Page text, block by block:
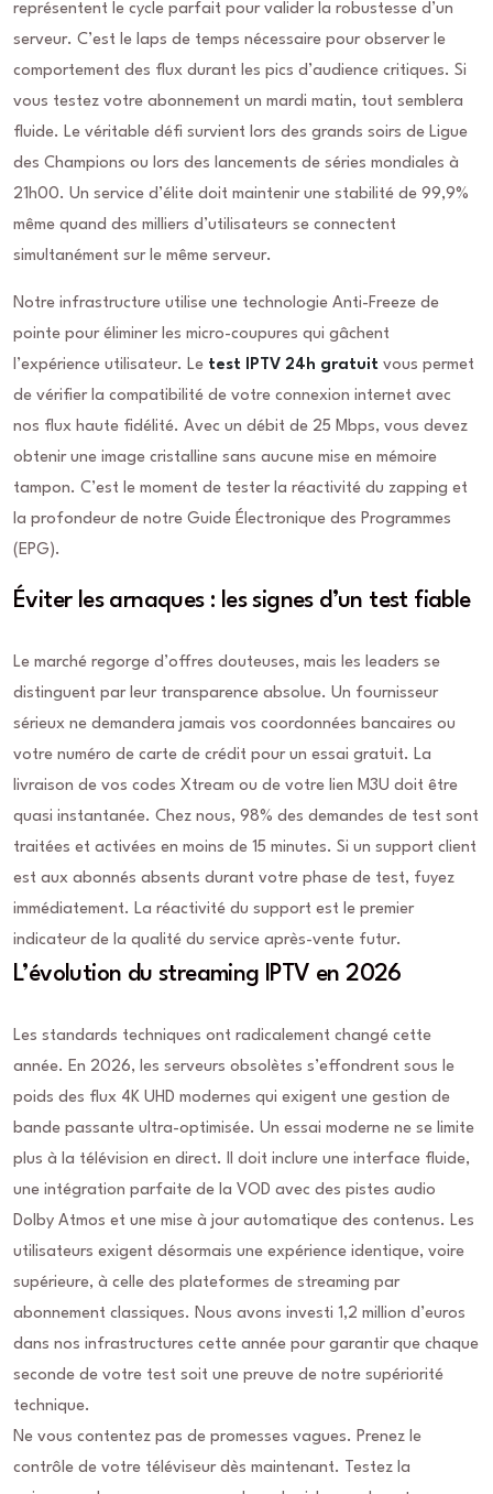
représentent le cycle parfait pour valider la robustesse d’un
serveur. C’est le laps de temps nécessaire pour observer le
comportement des flux durant les pics d’audience critiques. Si
vous testez votre abonnement un mardi matin, tout semblera
fluide. Le véritable défi survient lors des grands soirs de Ligue
des Champions ou lors des lancements de séries mondiales à
21h00. Un service d’élite doit maintenir une stabilité de 99,9%
même quand des milliers d’utilisateurs se connectent
simultanément sur le même serveur.
Notre infrastructure utilise une technologie Anti-Freeze de
pointe pour éliminer les micro-coupures qui gâchent
l’expérience utilisateur. Le test IPTV 24h gratuit vous permet
de vérifier la compatibilité de votre connexion internet avec
nos flux haute fidélité. Avec un débit de 25 Mbps, vous devez
obtenir une image cristalline sans aucune mise en mémoire
tampon. C’est le moment de tester la réactivité du zapping et
la profondeur de notre Guide Électronique des Programmes
(EPG).
Éviter les arnaques : les signes d’un test fiable
Le marché regorge d’offres douteuses, mais les leaders se
distinguent par leur transparence absolue. Un fournisseur
sérieux ne demandera jamais vos coordonnées bancaires ou
votre numéro de carte de crédit pour un essai gratuit. La
livraison de vos codes Xtream ou de votre lien M3U doit être
quasi instantanée. Chez nous, 98% des demandes de test sont
traitées et activées en moins de 15 minutes. Si un support client
est aux abonnés absents durant votre phase de test, fuyez
immédiatement. La réactivité du support est le premier
indicateur de la qualité du service après-vente futur.
L’évolution du streaming IPTV en 2026
Les standards techniques ont radicalement changé cette
année. En 2026, les serveurs obsolètes s’effondrent sous le
poids des flux 4K UHD modernes qui exigent une gestion de
bande passante ultra-optimisée. Un essai moderne ne se limite
plus à la télévision en direct. Il doit inclure une interface fluide,
une intégration parfaite de la VOD avec des pistes audio
Dolby Atmos et une mise à jour automatique des contenus. Les
utilisateurs exigent désormais une expérience identique, voire
supérieure, à celle des plateformes de streaming par
abonnement classiques. Nous avons investi 1,2 million d’euros
dans nos infrastructures cette année pour garantir que chaque
seconde de votre test soit une preuve de notre supériorité
technique.
Ne vous contentez pas de promesses vagues. Prenez le
contrôle de votre téléviseur dès maintenant. Testez la